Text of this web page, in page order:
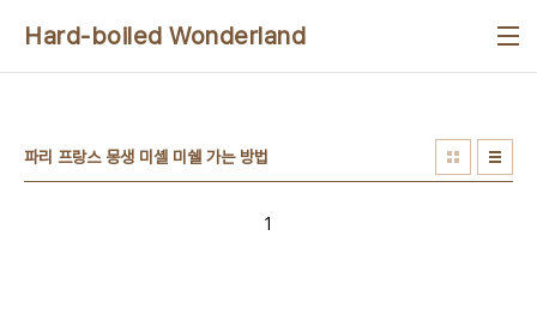
Hard-boiled Wonderland
파리 프랑스 몽생 미셸 미쉘 가는 방법
1